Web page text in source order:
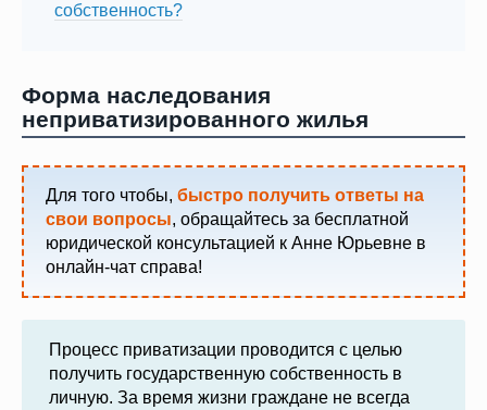
собственность?
Форма наследования
неприватизированного жилья
Для того чтобы, быстро получить ответы на
свои вопросы, обращайтесь за бесплатной
юридической консультацией к Анне Юрьевне в
онлайн-чат справа!
Процесс приватизации проводится с целью
получить государственную собственность в
личную. За время жизни граждане не всегда